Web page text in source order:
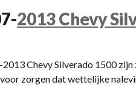
2013 Chevy
Chevy Silverado 1500
zorgen dat wettelijke